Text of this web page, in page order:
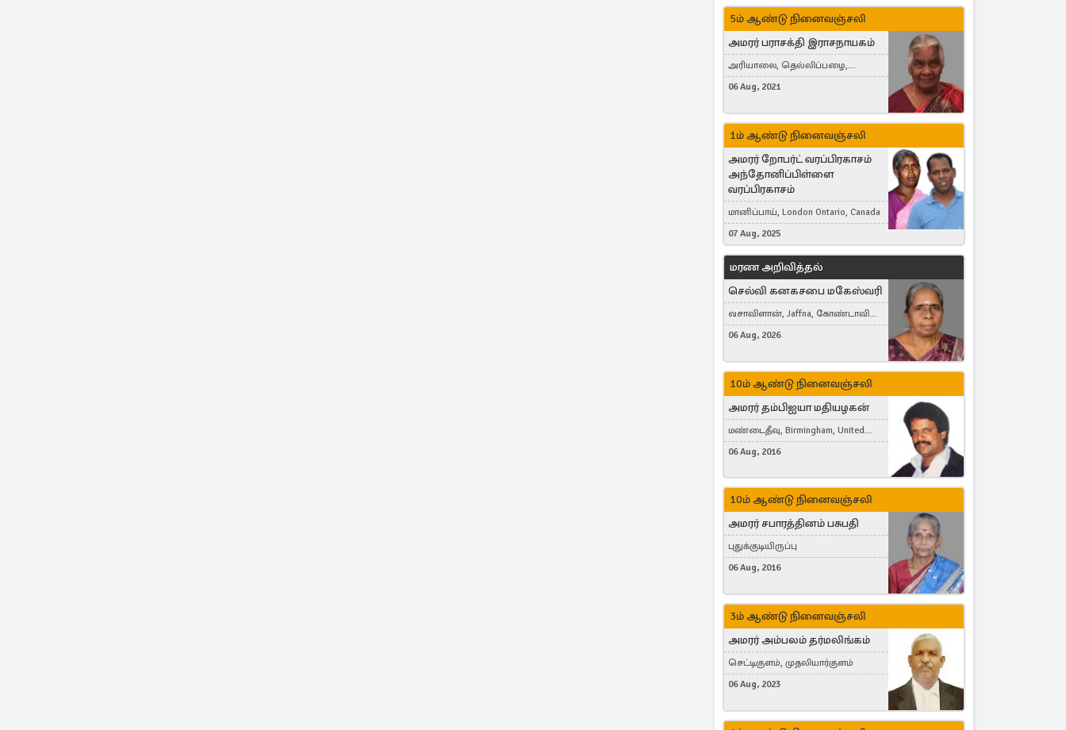
5ம் ஆண்டு நினைவஞ்சலி
அமரர் பராசக்தி இராசநாயகம்
அரியாலை, தெல்லிப்பழை,
Montreal, Canada
06 Aug, 2021
1ம் ஆண்டு நினைவஞ்சலி
அமரர் றோபர்ட் வரப்பிரகாசம்
அந்தோனிப்பிள்ளை
வரப்பிரகாசம்
மானிப்பாய், London Ontario, Canada
07 Aug, 2025
மரண அறிவித்தல்
செல்வி கனகசபை மகேஸ்வரி
வசாவிளான், Jaffna, கோண்டாவில்
கிழக்கு
06 Aug, 2026
10ம் ஆண்டு நினைவஞ்சலி
அமரர் தம்பிஐயா மதியழகன்
மண்டைதீவு, Birmingham, United
Kingdom
06 Aug, 2016
10ம் ஆண்டு நினைவஞ்சலி
அமரர் சபாரத்தினம் பசுபதி
புதுக்குடியிருப்பு
06 Aug, 2016
3ம் ஆண்டு நினைவஞ்சலி
அமரர் அம்பலம் தர்மலிங்கம்
செட்டிகுளம், முதலியார்குளம்
06 Aug, 2023